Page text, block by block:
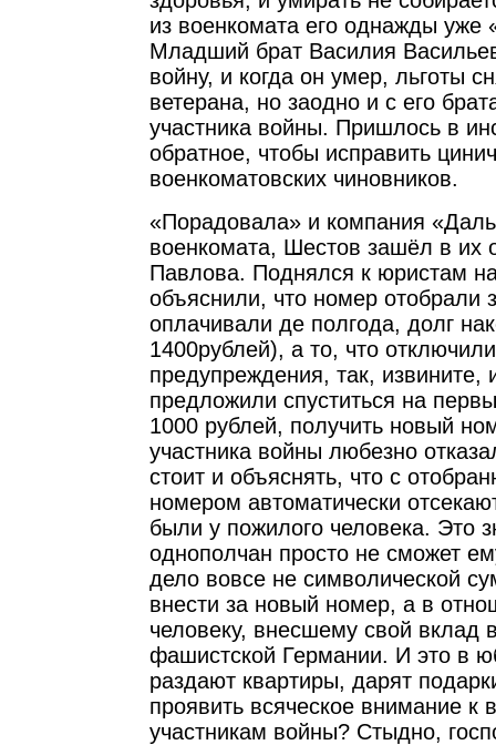
из военкомата его однажды уже
Младший брат Василия
войну, и когда он умер, льготы
ветерана, но заодно и с его
участника войны. Пришлось в
обратное, чтобы исправить
военкоматовских чиновников.
«Порадовала» и компания
военкомата, Шестов зашёл в их
Павлова. Поднялся к юристам
объяснили, что номер отобрали
оплачивали де полгода, долг
1400рублей), а то, что
предупреждения, так,
предложили спуститься на
1000 рублей, получить новый
участника войны любезно
стоит и объяснять, что с
номером автоматически
были у пожилого человека. Это
однополчан просто не сможет
дело вовсе не символической
внести за новый номер, а в
человеку, внесшему свой вклад
фашистской Германии. И это в
раздают квартиры, дарят
проявить всяческое внимание к
участникам войны? Стыдно,